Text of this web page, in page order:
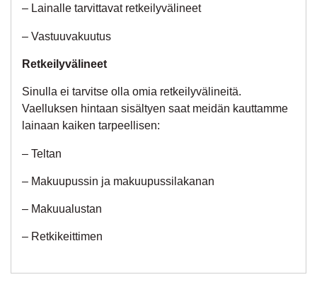
– Lainalle tarvittavat retkeilyvälineet
– Vastuuvakuutus
Retkeilyvälineet
Sinulla ei tarvitse olla omia retkeilyvälineitä.
Vaelluksen hintaan sisältyen saat meidän kauttamme
lainaan kaiken tarpeellisen:
– Teltan
– Makuupussin ja makuupussilakanan
– Makuualustan
– Retkikeittimen